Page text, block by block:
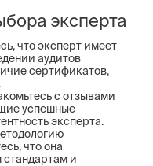
эксперта
что эксперт имеет
аудитов
сертификатов,
с отзывами
успешные
эксперта.
что она
и